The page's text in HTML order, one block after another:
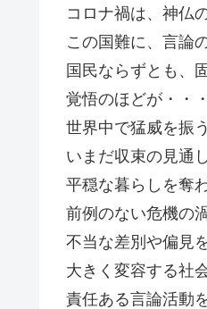
コロナ禍は、神仏
この国難に、言論
国民ならずとも、
覚悟のほどが・・
世界中で猛威を振
いまだ収束の見通
平穏な暮らしを奪
前例のない危機の
不当な差別や偏見
大きく変容する社
責任ある言論活動